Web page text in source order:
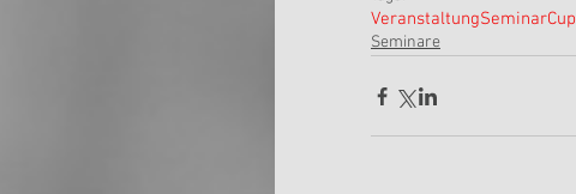
VeranstaltungSeminarCup
Seminare